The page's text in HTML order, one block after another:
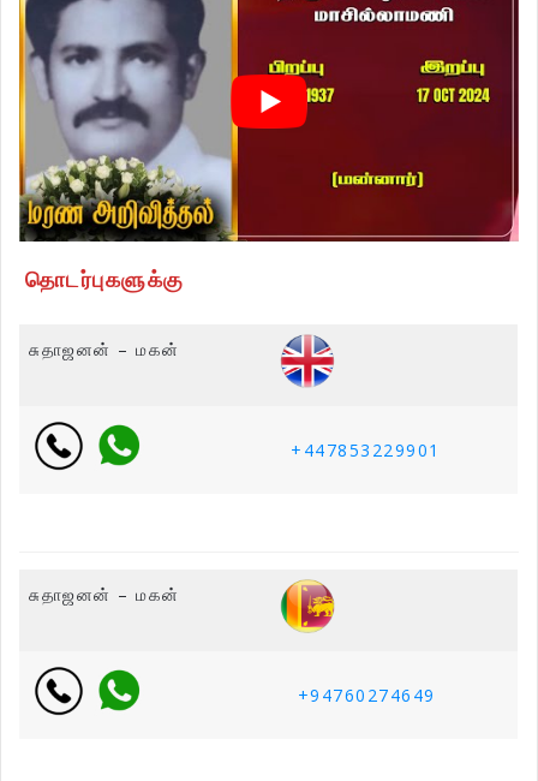
தொடர்புகளுக்கு
சுதாஜனன் – மகன்
+447853229901
சுதாஜனன் – மகன்
+94760274649